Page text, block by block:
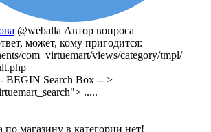
@weballa Автор вопроса
может, кому пригодится:
com_virtuemart/views/category/tmpl/
BEGIN Search Box -- >
.....
магазину в категории нет!